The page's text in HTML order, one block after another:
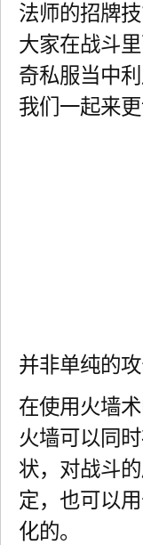
法师的招牌
大家在战斗
奇私服当中
我们一起来
并非单纯的
在使用火墙
火墙可以同
状，对战斗
定，也可以
化的。